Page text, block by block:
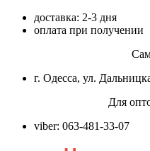
доставка: 2-3 дня
оплата при получении
г. Одесса, ул.
Для
viber: 063-481-33-07